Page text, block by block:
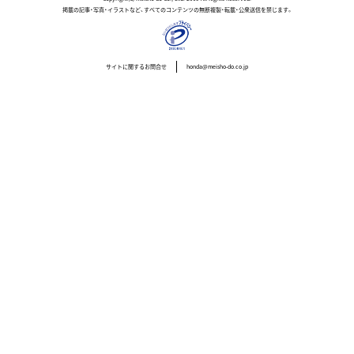
掲載の記事・写真・イラストなど、すべてのコンテンツの無断複製・転載・公衆送信を禁じます。
サイトに関するお問合せ honda@meisho-do.co.jp